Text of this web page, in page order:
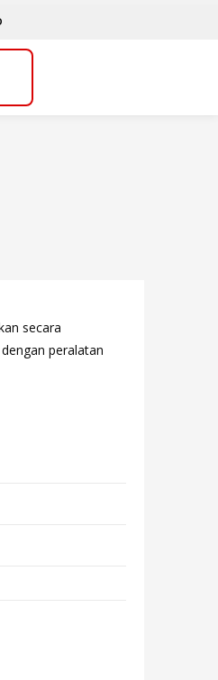
secara
peralatan